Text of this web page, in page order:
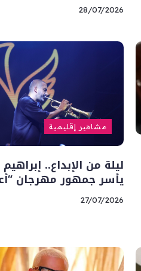
28/07/2026
مشاهير إقليمية
ليلة من الإبداع..
يأسر جمهور مهرجان
27/07/2026